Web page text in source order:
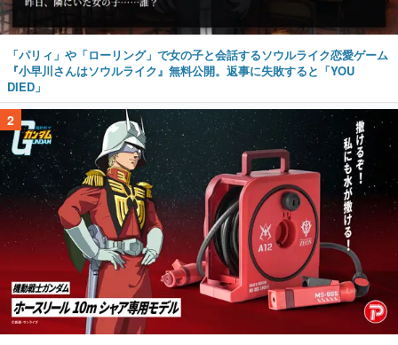
「パリィ」や「ローリング」で女の子と会話するソウルライク恋愛ゲーム
『小早川さんはソウルライク』無料公開。返事に失敗すると「YOU
DIED」
2